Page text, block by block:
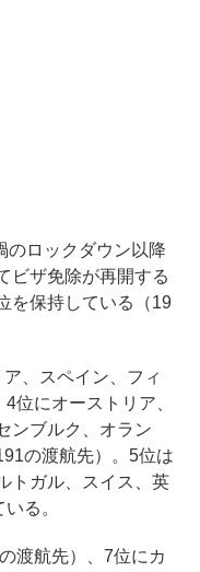
ロックダウン以降
ビザ免除が再開する
を保持している（19
、スペイン、フィ
位にオーストリア、
ンブルク、オラン
の渡航先）。5位は
トガル、スイス、英
る。
渡航先）、7位にカ